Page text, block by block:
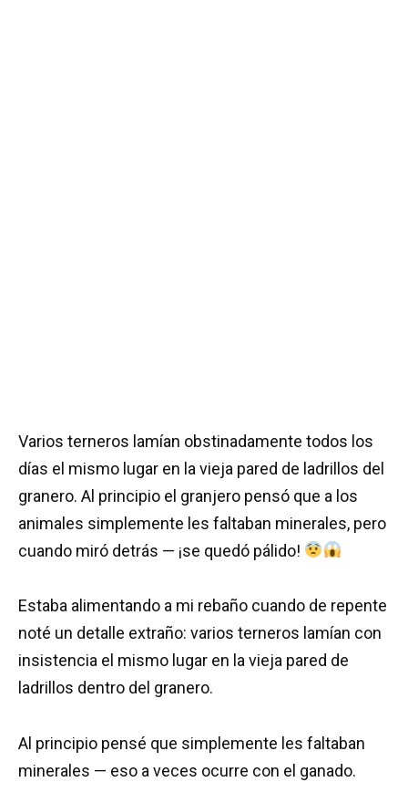
Varios terneros lamían obstinadamente todos los
días el mismo lugar en la vieja pared de ladrillos del
granero. Al principio el granjero pensó que a los
animales simplemente les faltaban minerales, pero
cuando miró detrás — ¡se quedó pálido!
Estaba alimentando a mi rebaño cuando de repente
noté un detalle extraño: varios terneros lamían con
insistencia el mismo lugar en la vieja pared de
ladrillos dentro del granero.
Al principio pensé que simplemente les faltaban
minerales — eso a veces ocurre con el ganado.